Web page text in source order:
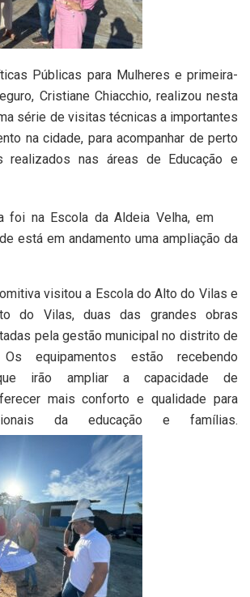
Públicas para Mulheres e primeira-
Cristiane Chiacchio, realizou nesta
série de visitas técnicas a importantes
na cidade, para acompanhar de perto
realizados nas áreas de Educação e
foi na Escola da Aldeia Velha, em
está em andamento uma ampliação da
visitou a Escola do Alto do Vilas e
do Vilas, duas das grandes obras
pela gestão municipal no distrito de
Os equipamentos estão recebendo
irão ampliar a capacidade de
mais conforto e qualidade para
da educação e famílias.